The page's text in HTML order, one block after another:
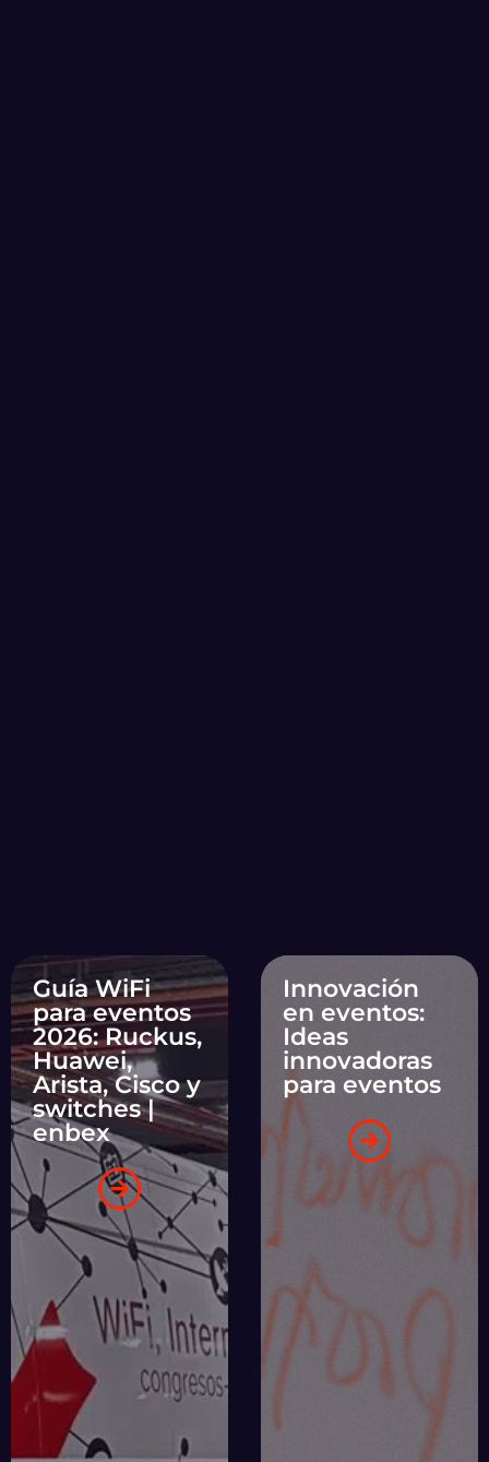
Guía WiFi
para eventos
2026: Ruckus,
Huawei,
Arista, Cisco y
switches |
enbex
Innovación
en eventos:
Ideas
innovadoras
para eventos